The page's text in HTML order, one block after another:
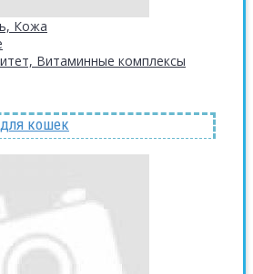
Кожа
Витаминные комплексы
кошек